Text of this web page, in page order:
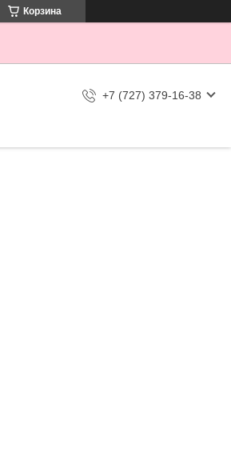
Корзина
+7 (727) 379-16-38